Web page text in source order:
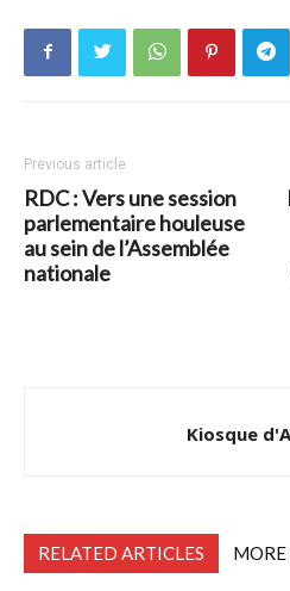
Previous article
RDC : Vers une session
parlementaire houleuse
au sein de l’Assemblée
nationale
Kiosque
RELATED ARTICLES